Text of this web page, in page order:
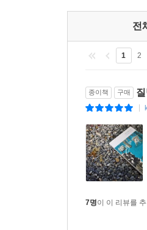
책임에 복속한다.
매개로 주고받는
진실이 촉구하는
존중받지 못한 채
―김영옥(생애문
거의 모든 페이지
경험이 바로 그렇
인간은 모두 병
암으로 축소되기
전
1 2
종이책 구매
7명이 이 리뷰를